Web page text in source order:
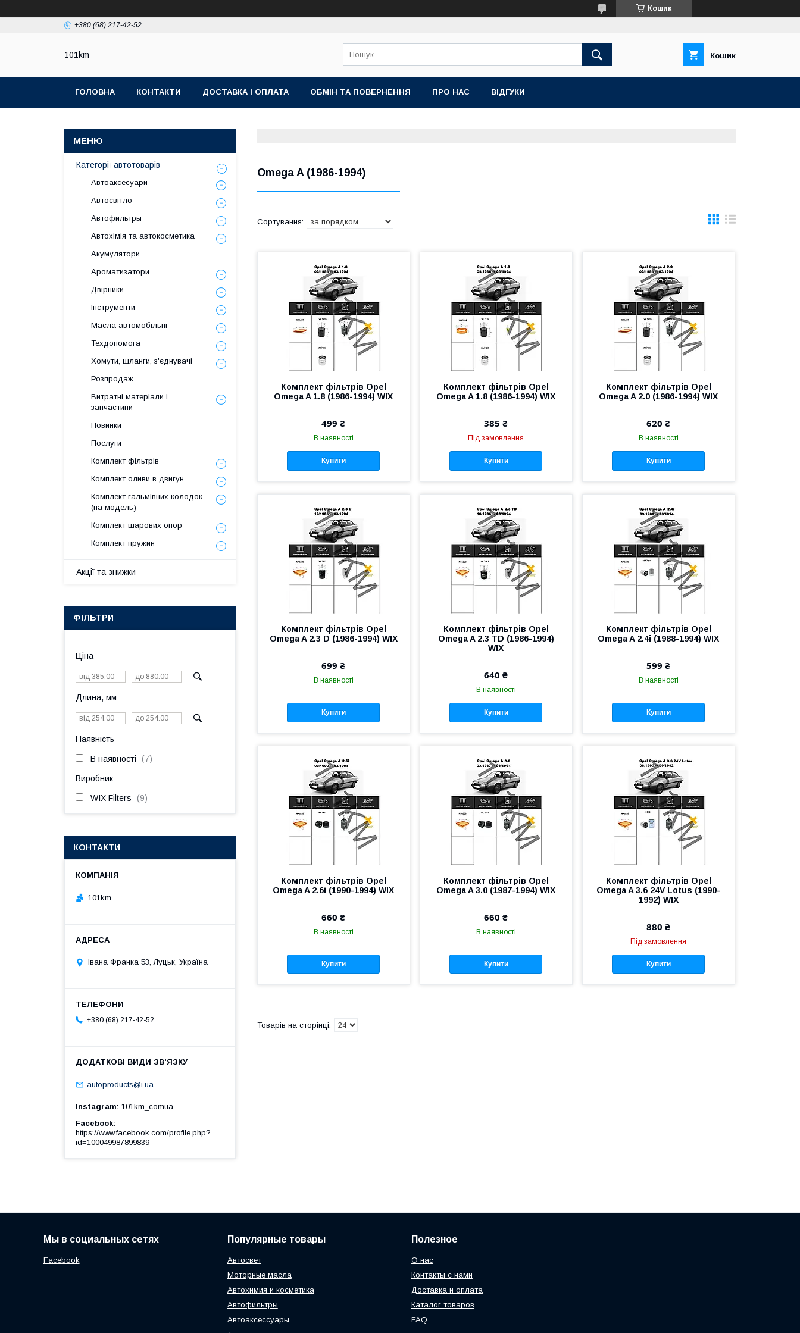
Кошик
+380 (68) 217-42-52
101km Кошик
ГОЛОВНА КОНТАКТИ ДОСТАВКА І ОПЛАТА ОБМІН ТА ПОВЕРНЕННЯ ПРО НАС ВІДГУКИ
Omega A (1986-1994)
Комплект фільтрів Opel
Omega A 1.8 (1986-1994) WIX
499 ₴
В наявності
Купити
Комплект фільтрів Opel
Omega A 1.8 (1986-1994) WIX
385 ₴
Під замовлення
Купити
Комплект фільтрів Opel
Omega A 2.0 (1986-1994) WIX
620 ₴
В наявності
Купити
Комплект фільтрів Opel
Omega A 2.3 D (1986-1994) WIX
699 ₴
В наявності
Купити
Комплект фільтрів Opel
Omega A 2.3 TD (1986-1994)
WIX
640 ₴
В наявності
Купити
Комплект фільтрів Opel
Omega A 2.4i (1988-1994) WIX
599 ₴
В наявності
Купити
Комплект фільтрів Opel
Omega A 2.6i (1990-1994) WIX
660 ₴
В наявності
Купити
Комплект фільтрів Opel
Omega A 3.0 (1987-1994) WIX
660 ₴
В наявності
Купити
Комплект фільтрів Opel
Omega A 3.6 24V Lotus (1990-
1992) WIX
880 ₴
Під замовлення
Купити
Категорії автотоварів
Автоаксесуари
Автосвітло
Автофильтры
Автохімія та автокосметика
Акумулятори
Ароматизатори
Двірники
Інструменти
Масла автомобільні
Техдопомога
Хомути, шланги, з'єднувачі
Розпродаж
Витратні матеріали і
запчастини
Новинки
Послуги
Комплект фільтрів
Комплект оливи в двигун
Комплект гальмівних колодок
(на модель)
Комплект шарових опор
Комплект пружин
Акції та знижки
ФІЛЬТРИ
Ціна
Длина, мм
Наявність
В наявності 7
Виробник
WIX Filters 9
КОНТАКТИ
101km
Івана Франка 53, Луцьк, Україна
+380 (68) 217-42-52
autoproducts@i.ua
Instagram 101km_comua
Facebook
https://www.facebook.com/profile.php?
id=100049987899839
Мы в социальных сетях
Facebook
Популярные товары
Автосвет
Моторные масла
Автохимия и косметика
Автофильтры
Автоаксессуары
Полезное
О нас
Контакты с нами
Доставка и оплата
Каталог товаров
FAQ